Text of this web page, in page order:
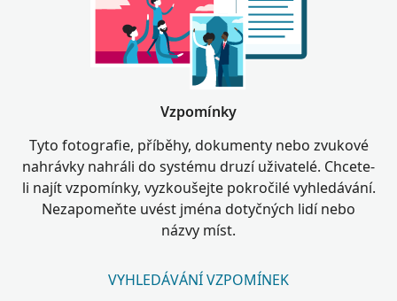
Vzpomínky
Tyto fotografie, příběhy, dokumenty nebo zvukové
nahrávky nahráli do systému druzí uživatelé. Chcete-
li najít vzpomínky, vyzkoušejte pokročilé vyhledávání.
Nezapomeňte uvést jména dotyčných lidí nebo
názvy míst.
VYHLEDÁVÁNÍ VZPOMÍNEK